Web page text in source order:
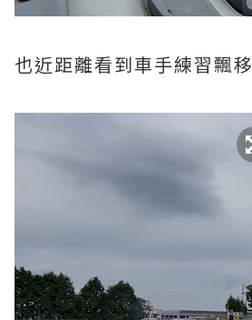
也近距離看到車手練習飄移